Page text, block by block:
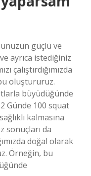
güçlü ve
ayrıca istediğiniz
çalıştırdığımızda
oluştururuz.
büyüdüğünde
Günde 100 squat
kalmasına
sonuçları da
doğal olarak
Örneğin, bu